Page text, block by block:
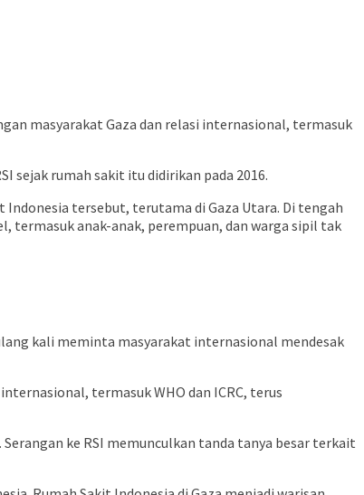
masyarakat Gaza dan relasi internasional, termasuk
sejak rumah sakit itu didirikan pada 2016.
tersebut, terutama di Gaza Utara. Di tengah
termasuk anak-anak, perempuan, dan warga sipil tak
kali meminta masyarakat internasional mendesak
termasuk WHO dan ICRC, terus
ke RSI memunculkan tanda tanya besar terkait